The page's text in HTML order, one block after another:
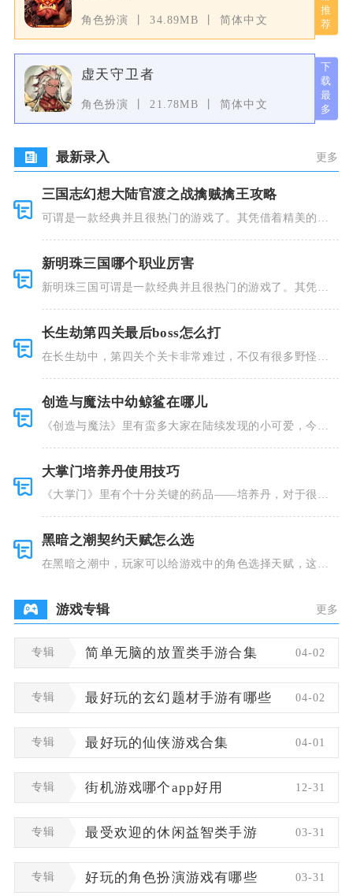
角色扮演 34.89MB 简体中文
虚天守卫者
角色扮演 21.78MB 简体中文
最新录入 更多
三国志幻想大陆官渡之战擒贼擒王攻略
可谓是一款经典并且很热门的游戏了。其凭借着精美的画
新明珠三国哪个职业厉害
新明珠三国可谓是一款经典并且很热门的游戏了。其凭借
长生劫第四关最后boss怎么打
在长生劫中，第四关个关卡非常难过，不仅有很多野怪，
创造与魔法中幼鲸鲨在哪儿
《创造与魔法》里有蛮多大家在陆续发现的小可爱，今天
大掌门培养丹使用技巧
《大掌门》里有个十分关键的药品——培养丹，对于很多
黑暗之潮契约天赋怎么选
在黑暗之潮中，玩家可以给游戏中的角色选择天赋，这些
游戏专辑 更多
专辑 简单无脑的放置类手游合集 04-02
专辑 最好玩的玄幻题材手游有哪些 04-02
专辑 最好玩的仙侠游戏合集 04-01
专辑 街机游戏哪个app好用 12-31
专辑 最受欢迎的休闲益智类手游 03-31
专辑 好玩的角色扮演游戏有哪些 03-31